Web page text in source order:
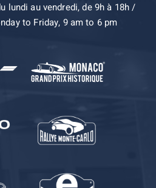
lundi au vendredi, de 9h à 18h /
to Friday, 9 am to 6 pm